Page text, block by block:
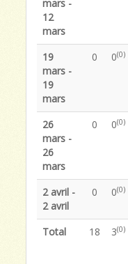
mars -
12
mars
19
mars -
19
mars
0 0(0)
26
mars -
26
mars
0 0(0)
2 avril -
2 avril
0 0(0)
Total 18 3(0)